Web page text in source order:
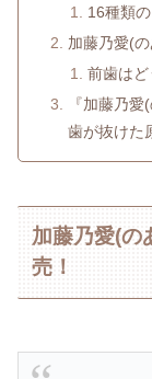
16種類
加藤乃愛(
前歯はど
『加藤乃
歯が抜けた
加藤乃愛(の
売！